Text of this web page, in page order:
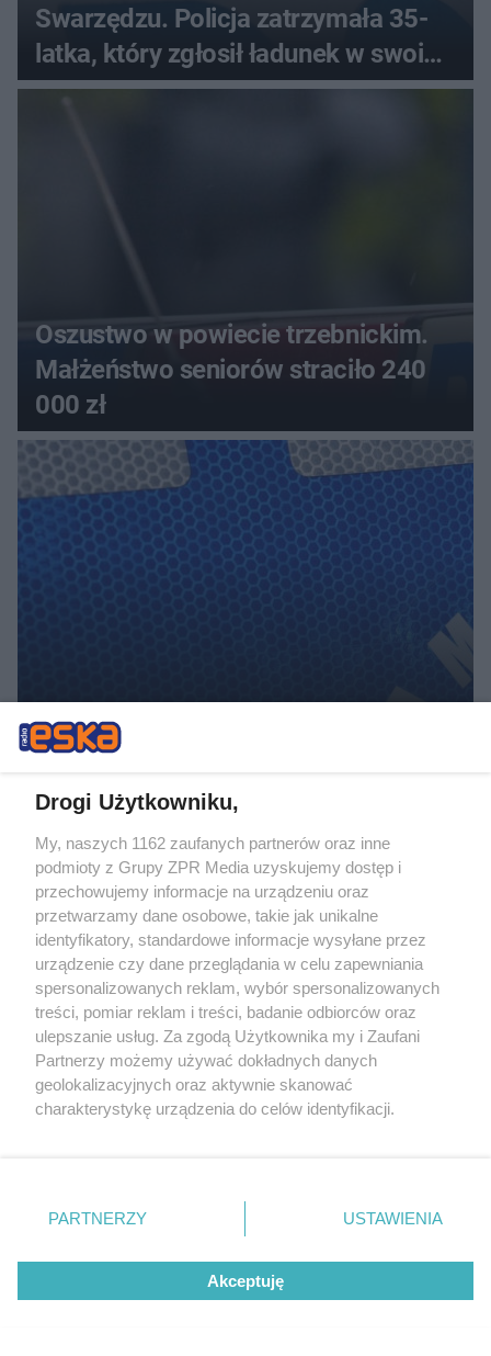
Swarzędzu. Policja zatrzymała 35-
latka, który zgłosił ładunek w swoim
aucie
Oszustwo w powiecie trzebnickim.
Małżeństwo seniorów straciło 240
000 zł
Bójka w Kościerzynie. Sześciu
mężczyzn usłyszało zarzuty
ZOBACZ WIĘCEJ
Drogi Użytkowniku,
My, naszych 1162 zaufanych partnerów oraz inne
podmioty z Grupy ZPR Media uzyskujemy dostęp i
przechowujemy informacje na urządzeniu oraz
przetwarzamy dane osobowe, takie jak unikalne
identyfikatory, standardowe informacje wysyłane przez
urządzenie czy dane przeglądania w celu zapewniania
spersonalizowanych reklam, wybór spersonalizowanych
treści, pomiar reklam i treści, badanie odbiorców oraz
ulepszanie usług. Za zgodą Użytkownika my i Zaufani
Partnerzy możemy używać dokładnych danych
geolokalizacyjnych oraz aktywnie skanować
charakterystykę urządzenia do celów identyfikacji.
zmienić/wycofać klikając przycisk ustawień prywatności
znajdujący się w lewym dolnym rogu strony
rodzaje przetwarzania danych nie wymagają zgody
użytkownika, ale masz prawo sprzeciwić się takiemu
przetwarzaniu. Preferencje będą miały zastosowanie tylko
PARTNERZY USTAWIENIA
Akceptuję